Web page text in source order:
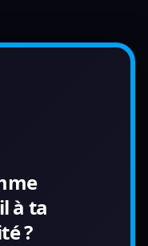
à ta
?